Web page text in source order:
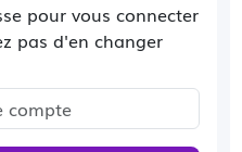
pour vous connecter
pas d'en changer